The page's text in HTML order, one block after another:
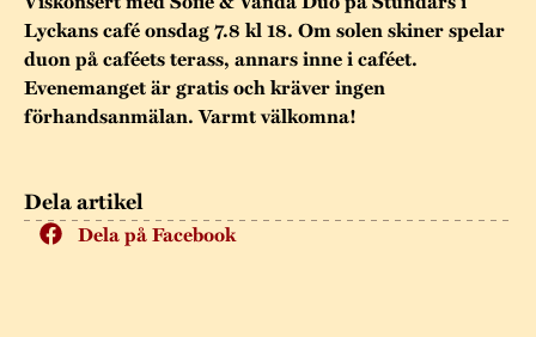
Tillgänglighet
Trygghet
Kalas på Stundars
Stundars teater
Jarl Hemmer
Byggnadsvård
Rödmyllan
Museipedagogik
Projekt
Stundarsvänner
Marknader
Årets Gunnar
Dela artikel
Dela på Facebook
Lyckans café onsdag 7.8 kl 18. Om solen skiner spelar
duon på caféets terass, annars inne i caféet.
Evenemanget är gratis och kräver ingen
förhandsanmälan. Varmt välkomna!